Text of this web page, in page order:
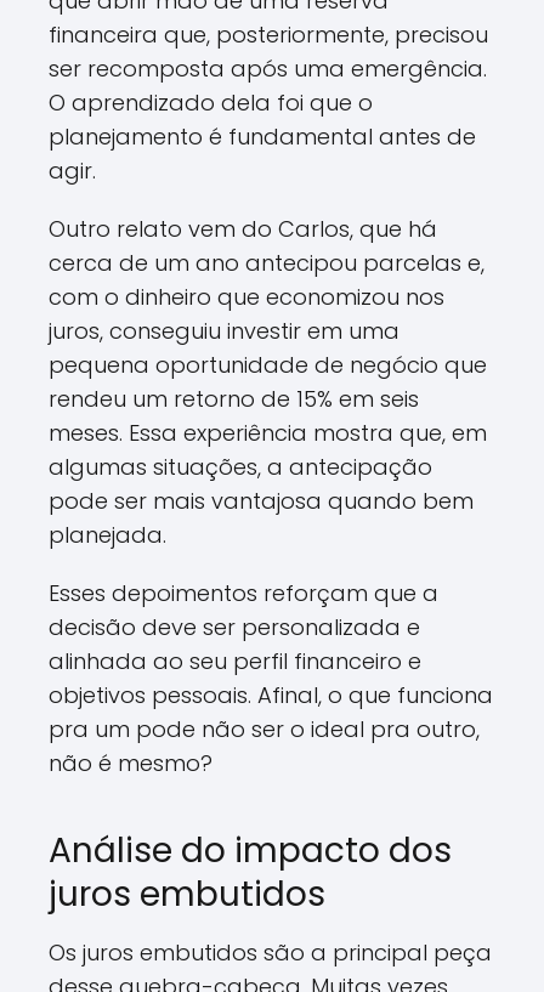
financeira que, posteriormente, precisou
ser recomposta após uma emergência.
O aprendizado dela foi que o
planejamento é fundamental antes de
agir.
Outro relato vem do Carlos, que há
cerca de um ano antecipou parcelas e,
com o dinheiro que economizou nos
juros, conseguiu investir em uma
pequena oportunidade de negócio que
rendeu um retorno de 15% em seis
meses. Essa experiência mostra que, em
algumas situações, a antecipação
pode ser mais vantajosa quando bem
planejada.
Esses depoimentos reforçam que a
decisão deve ser personalizada e
alinhada ao seu perfil financeiro e
objetivos pessoais. Afinal, o que funciona
pra um pode não ser o ideal pra outro,
não é mesmo?
Análise do impacto dos
juros embutidos
Os juros embutidos são a principal peça